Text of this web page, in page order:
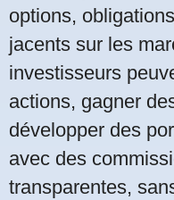
options,
jacents sur les
investisseurs
actions, gagner
développer des
avec des
transparentes,